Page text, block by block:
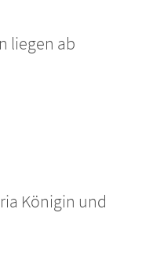
liegen ab
Königin und